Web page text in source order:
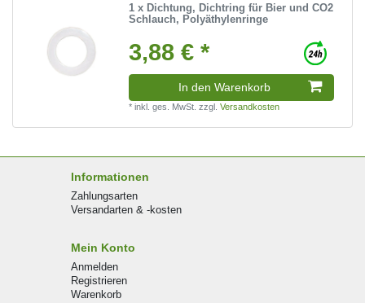
1 x Dichtung, Dichtring für Bier und CO2
Schlauch, Polyäthylenringe
3,88 € *
In den Warenkorb
*inkl. ges. MwSt. zzgl.Versandkosten
Informationen
Zahlungsarten
Versandarten & -kosten
Mein Konto
Anmelden
Registrieren
Warenkorb